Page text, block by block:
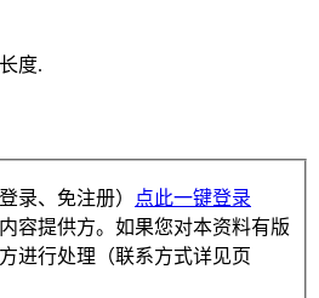
度.
录、免注册）
点此一键登录
容提供方。如果您对本资料有版
进行处理（联系方式详见页